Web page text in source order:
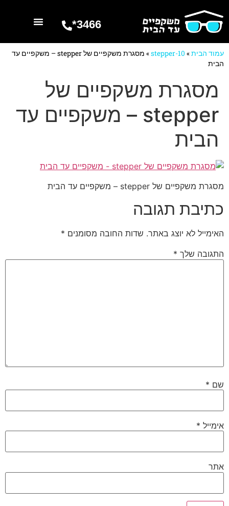
3466*
עמוד הבית»
stepper-10
»
מסגרת משקפיים של stepper – משקפיים עד
הבית
מסגרת משקפיים של
stepper – משקפיים עד
הבית
מסגרת משקפיים של stepper – משקפיים עד הבית
כתיבת תגובה
האימייל לא יוצג באתר. שדות החובה מסומנים *
התגובה שלך *
שם *
אימייל *
אתר